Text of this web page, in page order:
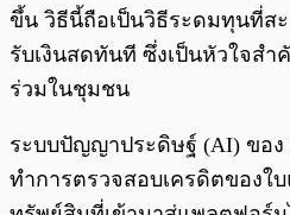
ขึ้น วิธีนี้ถือเป็นวิธีระดมทุนที่ส
รับเงินสดทันที ซึ่งเป็นหัวใจส
ร่วมในชุมชน
ระบบปัญญาประดิษฐ์ (AI) ของ
ทำการตรวจสอบเครดิตของใ